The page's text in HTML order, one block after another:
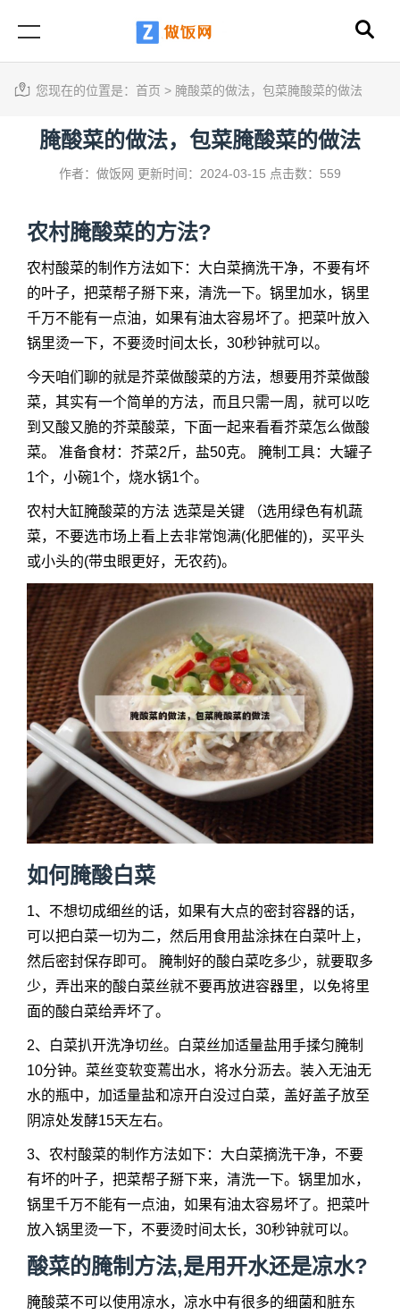
您现在的位置是： 首页 > 腌酸菜的做法，包菜腌酸菜的做法
腌酸菜的做法，包菜腌酸菜的做法
作者：做饭网 更新时间：2024-03-15 点击数：559
农村腌酸菜的方法?
农村酸菜的制作方法如下：大白菜摘洗干净，不要有坏
的叶子，把菜帮子掰下来，清洗一下。锅里加水，锅里
千万不能有一点油，如果有油太容易坏了。把菜叶放入
锅里烫一下，不要烫时间太长，30秒钟就可以。
今天咱们聊的就是芥菜做酸菜的方法，想要用芥菜做酸
菜，其实有一个简单的方法，而且只需一周，就可以吃
到又酸又脆的芥菜酸菜，下面一起来看看芥菜怎么做酸
菜。 准备食材：芥菜2斤，盐50克。 腌制工具：大罐子
1个，小碗1个，烧水锅1个。
农村大缸腌酸菜的方法 选菜是关键 （选用绿色有机蔬
菜，不要选市场上看上去非常饱满(化肥催的)，买平头
或小头的(带虫眼更好，无农药)。
如何腌酸白菜
1、不想切成细丝的话，如果有大点的密封容器的话，
可以把白菜一切为二，然后用食用盐涂抹在白菜叶上，
然后密封保存即可。 腌制好的酸白菜吃多少，就要取多
少，弄出来的酸白菜丝就不要再放进容器里，以免将里
面的酸白菜给弄坏了。
2、白菜扒开洗净切丝。白菜丝加适量盐用手揉匀腌制
10分钟。菜丝变软变蔫出水，将水分沥去。装入无油无
水的瓶中，加适量盐和凉开白没过白菜，盖好盖子放至
阴凉处发酵15天左右。
3、农村酸菜的制作方法如下：大白菜摘洗干净，不要
有坏的叶子，把菜帮子掰下来，清洗一下。锅里加水，
锅里千万不能有一点油，如果有油太容易坏了。把菜叶
放入锅里烫一下，不要烫时间太长，30秒钟就可以。
酸菜的腌制方法,是用开水还是凉水?
腌酸菜不可以使用凉水，凉水中有很多的细菌和脏东